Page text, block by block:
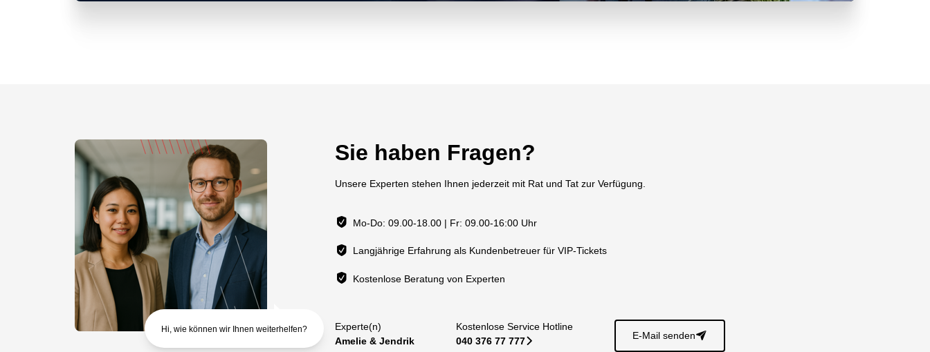
Hi, wie können wir Ihnen weiterhelfen?
Sie haben Fragen?
Unsere Experten stehen Ihnen jederzeit mit Rat und Tat zur Verfügung.
Mo-Do: 09.00-18.00 | Fr: 09.00-16:00 Uhr
Langjährige Erfahrung als Kundenbetreuer für VIP-Tickets
Kostenlose Beratung von Experten
Experte(n)
Amelie & Jendrik
Kostenlose Service Hotline
040 376 77 777􀆊 E-Mail senden􀈠